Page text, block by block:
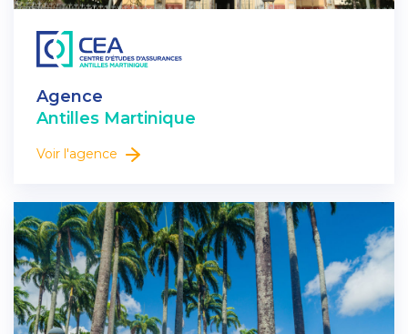
Agence
Antilles Martinique
Voir l'agence